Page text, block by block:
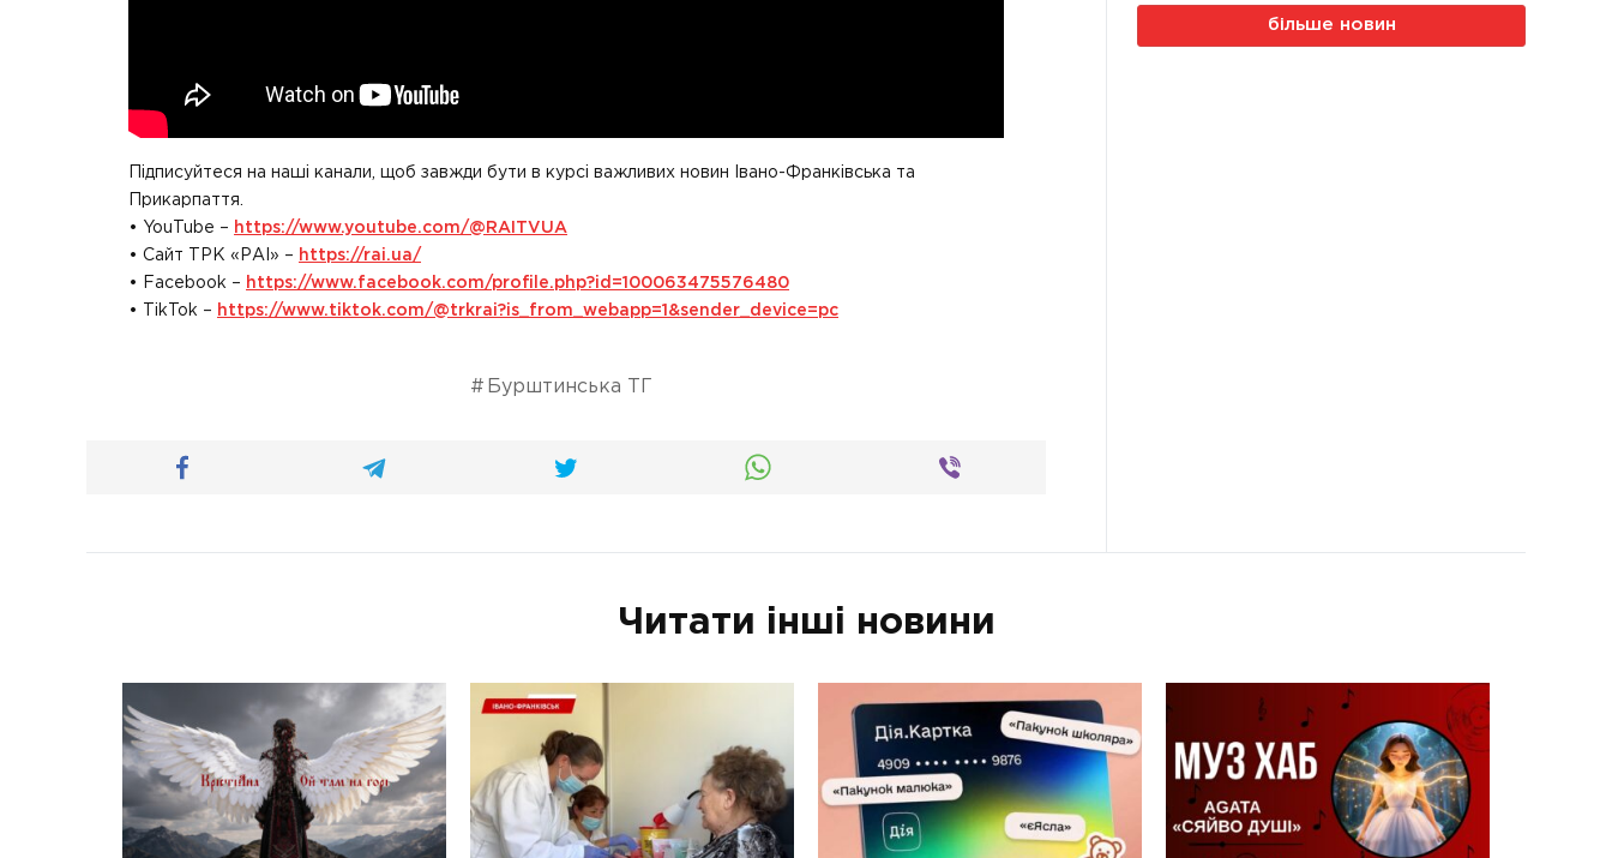
Підписуйтеся на наші канали, щоб завжди бути в курсі важливих новин Івано-Франківська та
Прикарпаття.
• YouTube – https://www.youtube.com/@RAITVUA
• Сайт ТРК «РАІ» – https://rai.ua/
• Facebook – https://www.facebook.com/profile.php?id=100063475576480
• TikTok – https://www.tiktok.com/@trkrai?is_from_webapp=1&sender_device=pc
Бурштинська ТГ
більше новин
Читати інші новини